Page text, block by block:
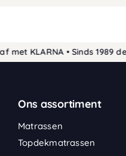
• Sinds 1989 de
Ons assortiment
Matrassen
Topdekmatrassen